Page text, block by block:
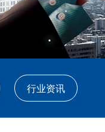
行业资讯